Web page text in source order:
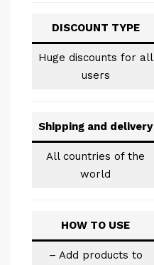
DISCOUNT TYPE
Huge discounts for all
users
Shipping and delivery
All countries of the
world
HOW TO USE
– Add products to